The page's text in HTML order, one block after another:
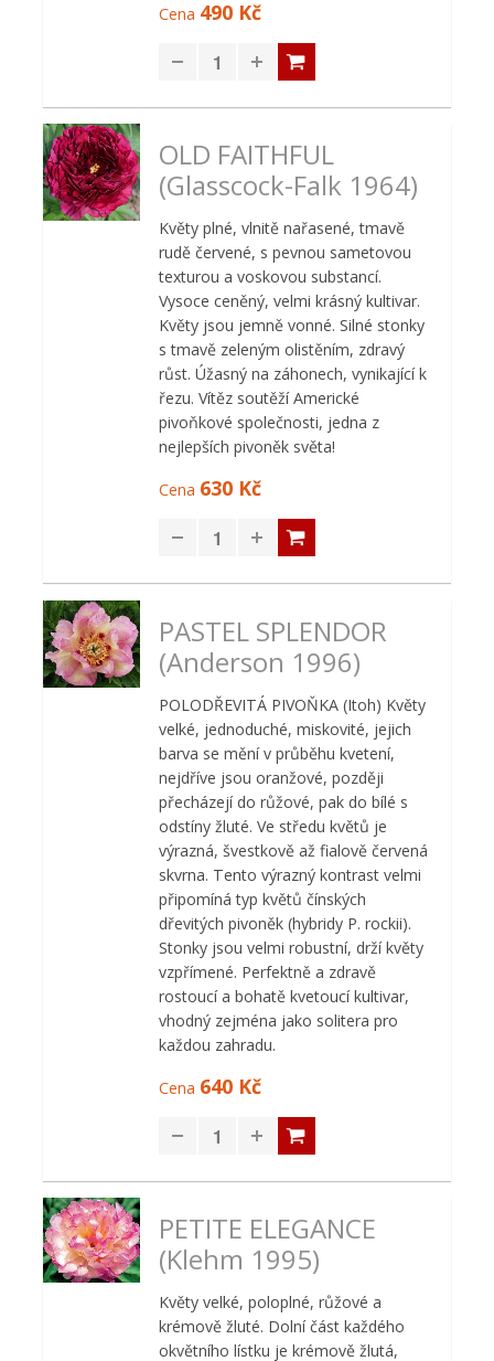
Cena 490 Kč
OLD FAITHFUL
(Glasscock-Falk 1964)
Květy plné, vlnitě nařasené, tmavě
rudě červené, s pevnou sametovou
texturou a voskovou substancí.
Vysoce ceněný, velmi krásný kultivar.
Květy jsou jemně vonné. Silné stonky
s tmavě zeleným olistěním, zdravý
růst. Úžasný na záhonech, vynikající k
řezu. Vítěz soutěží Americké
pivoňkové společnosti, jedna z
nejlepších pivoněk světa!
Cena 630 Kč
PASTEL SPLENDOR
(Anderson 1996)
POLODŘEVITÁ PIVOŇKA (Itoh) Květy
velké, jednoduché, miskovité, jejich
barva se mění v průběhu kvetení,
nejdříve jsou oranžové, později
přecházejí do růžové, pak do bílé s
odstíny žluté. Ve středu květů je
výrazná, švestkově až fialově červená
skvrna. Tento výrazný kontrast velmi
připomíná typ květů čínských
dřevitých pivoněk (hybridy P. rockii).
Stonky jsou velmi robustní, drží květy
vzpřímené. Perfektně a zdravě
rostoucí a bohatě kvetoucí kultivar,
vhodný zejména jako solitera pro
každou zahradu.
Cena 640 Kč
PETITE ELEGANCE
(Klehm 1995)
Květy velké, poloplné, růžové a
krémově žluté. Dolní část každého
okvětního lístku je krémově žlutá,